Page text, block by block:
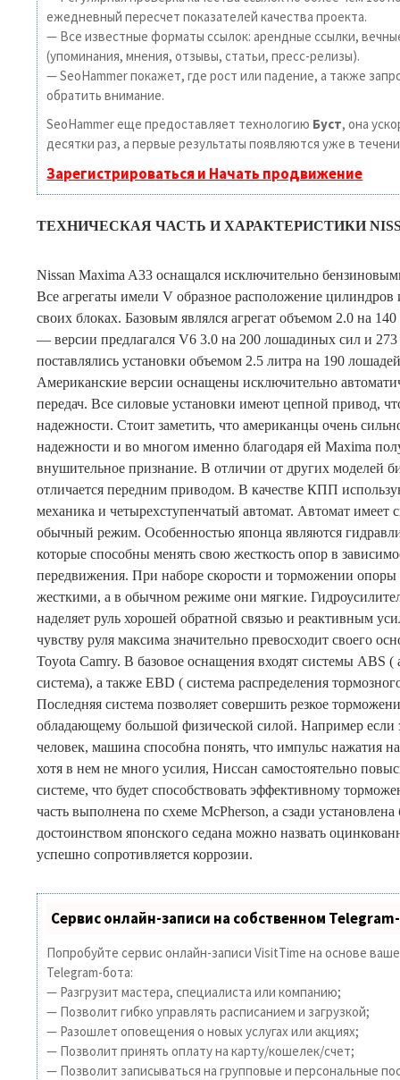
ежедневный пересчет показателей качества проекта.
— Все известные форматы ссылок: арендные ссылки,
(упоминания, мнения, отзывы, статьи, пресс-релизы).
— SeoHammer покажет, где рост или падение, а также
обратить внимание.
SeoHammer еще предоставляет технологию Буст, она
десятки раз, а первые результаты появляются уже в
Зарегистрироваться и Начать продвижение
ТЕХНИЧЕСКАЯ ЧАСТЬ И ХАРАКТЕРИСТИКИ
Nissan Maxima A33 оснащался исключительно
Все агрегаты имели V образное расположение
своих блоках. Базовым являлся агрегат объемом 2.0 на
— версии предлагался V6 3.0 на 200 лошадиных сил и
поставлялись установки объемом 2.5 литра на 190
Американские версии оснащены исключительно
передач. Все силовые установки имеют цепной привод,
надежности. Стоит заметить, что американцы очень
надежности и во многом именно благодаря ей Maxima
внушительное признание. В отличии от других моделей
отличается передним приводом. В качестве КПП
механика и четырехступенчатый автомат. Автомат
обычный режим. Особенностью японца являются
которые способны менять свою жесткость опор в
передвижения. При наборе скорости и торможении опоры
жесткими, а в обычном режиме они мягкие.
наделяет руль хорошей обратной связью и реактивным
чувству руля максима значительно превосходит своего
Toyota Camry. В базовое оснащения входят системы ABS (
система), а также EBD ( система распределения
Последняя система позволяет совершить резкое
обладающему большой физической силой. Например если
человек, машина способна понять, что импульс нажатия
хотя в нем не много усилия, Ниссан самостоятельно
системе, что будет способствовать эффективному
часть выполнена по схеме McPherson, а сзади
достоинством японского седана можно назвать
успешно сопротивляется коррозии.
Сервис онлайн-записи на собственном
Попробуйте сервис онлайн-записи VisitTime на основе
Telegram-бота:
— Разгрузит мастера, специалиста или компанию;
— Позволит гибко управлять расписанием и загрузкой;
— Разошлет оповещения о новых услугах или акциях;
— Позволит принять оплату на карту/кошелек/счет;
— Позволит записываться на групповые и персональные